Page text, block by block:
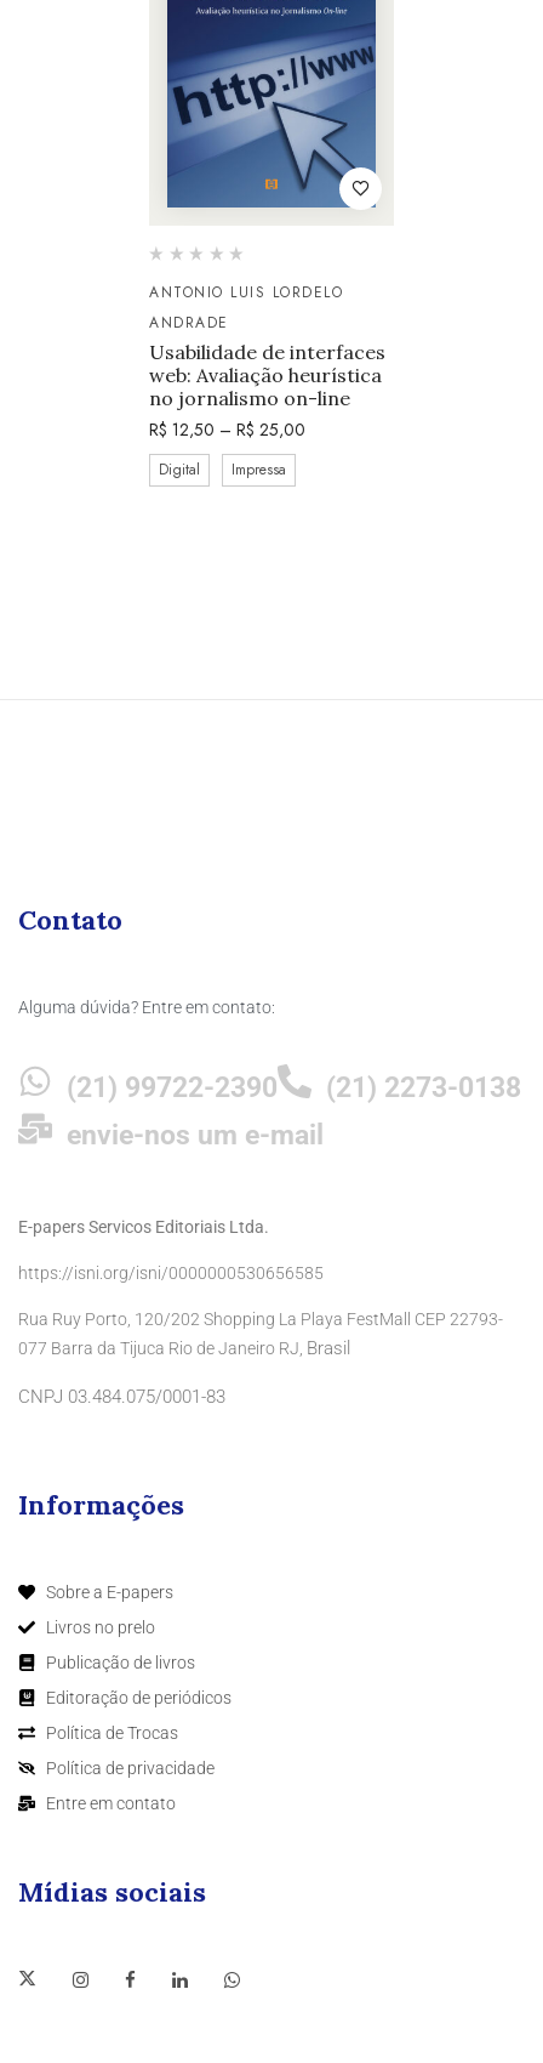
ANTONIO LUIS LORDELO
ANDRADE
Usabilidade de interfaces
web: Avaliação heurística
no jornalismo on-line
R$ 12,50 – R$ 25,00
Digital Impressa
Contato
Alguma dúvida? Entre em contato:
(21) 99722-2390
(21) 2273-0138
envie-nos um e-mail
E-papers Servicos Editoriais Ltda.
https://isni.org/isni/0000000530656585
Rua Ruy Porto, 120/202 Shopping La Playa FestMall CEP 22793-
077 Barra da Tijuca Rio de Janeiro RJ, Brasil
CNPJ 03.484.075/0001-83
Informações
Sobre a E-papers
Livros no prelo
Publicação de livros
Editoração de periódicos
Política de Trocas
Política de privacidade
Entre em contato
Mídias sociais